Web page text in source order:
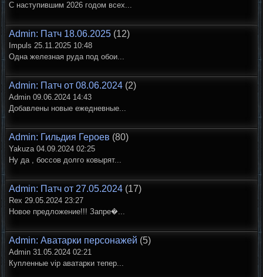
С наступившим 2026 годом всех...
Admin: Патч 18.06.2025(12)
Impuls 25.11.2025 10:48
Одна железная руда под обои...
Admin: Патч от 08.06.2024(2)
Admin 09.06.2024 14:43
Добавлены новые ежедневные...
Admin: Гильдия Героев (80)
Yakuza 04.09.2024 02:25
Ну да , боссов долго ковырят...
Admin: Патч от 27.05.2024(17)
Rex 29.05.2024 23:27
Новое предложение!!! Запре�...
Admin: Аватарки персонажей (5)
Admin 31.05.2024 02:21
Купленные vip аватарки тепер...